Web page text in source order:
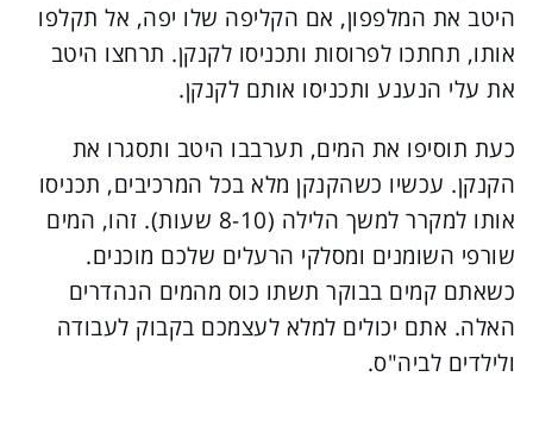
היטב את המלפפון, אם הקליפה שלו יפה, אל תקלפו
אותו, תחתכו לפרוסות ותכניסו לקנקן. תרחצו היטב
את עלי הנענע ותכניסו אותם לקנקן.
כעת תוסיפו את המים, תערבבו היטב ותסגרו את
הקנקן. עכשיו כשהקנקן מלא בכל המרכיבים, תכניסו
אותו למקרר למשך הלילה (8-10 שעות). זהו, המים
שורפי השומנים ומסלקי הרעלים שלכם מוכנים.
כשאתם קמים בבוקר תשתו כוס מהמים הנהדרים
האלה. אתם יכולים למלא לעצמכם בקבוק לעבודה
ולילדים לביה"ס.